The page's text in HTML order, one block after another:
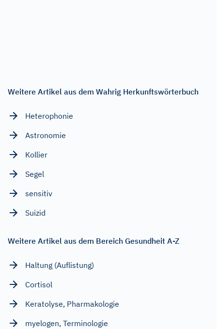
Weitere Artikel aus dem Wahrig Herkunftswörterbuch
Heterophonie
Astronomie
Kollier
Segel
sensitiv
Suizid
Weitere Artikel aus dem Bereich Gesundheit A-Z
Haltung (Auflistung)
Cortisol
Keratolyse, Pharmakologie
myelogen, Terminologie